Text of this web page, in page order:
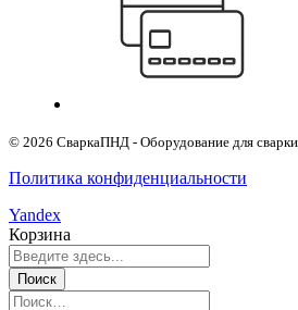
© 2026 СваркаПНД - Оборудование для
Политика конфиденциальности
Yandex
Корзина